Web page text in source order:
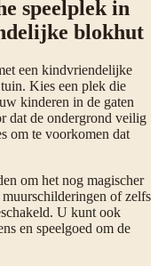
speelplek in
blokhut
een kindvriendelijke
Kies een plek die
kinderen in de gaten
dat de ondergrond veilig
om te voorkomen dat
om het nog magischer
of zelfs
U kunt ook
en speelgoed om de